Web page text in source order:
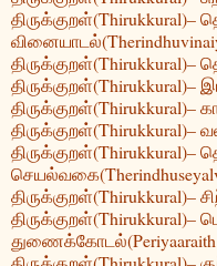
திருக்குறள்(Thirukkural)–
திருக்குறள்(Thirukkural)–
திருக்குறள்(Thirukkural)–
திருக்குறள்(Thirukkural)–
திருக்குறள்(Thirukkural)–
திருக்குறள்(Thirukkural)–
திருக்குறள்(Thirukkural)–
திருக்குறள்(Thirukkural)–
துணைக்கோடல்(Periyaaraith